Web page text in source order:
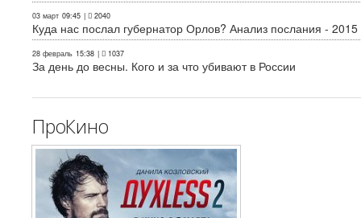
03 март 09:45 | 2040
Куда нас послал губернатор Орлов? Анализ послания - 2015
28 февраль 15:38 | 1037
За день до весны. Кого и за что убивают в России
ПроКино